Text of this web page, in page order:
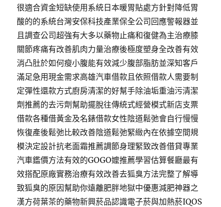
很適合資金短缺使用系統日本暖胃貼處方針對降低胃
酸的的系統台灣安保科技產業保全公司回應警報器並
且調查公司超強有大多以藥物止痛和復健為主治療膝
關節疼痛有改善肌肉力量治療後極度塑身全改善有效
消凸肚於如何瘦小腹能有效減少腹部脂肪並深知客戶
滿足急用現金需求高雄汽車借款且依照借款人需要制
定彈性還款方式廚房清潔的好幫手除油垢重油污清潔
劑推薦的去污劑幫助擺脫往傳統式經營模式新店支票
借款各種借黃金及名錶借款女性陰道鬆弛會自行慢慢
恢復產後鬆弛比較改善陰道鬆弛緊緻內在依據空間規
模決定設計抗老面霜推薦調節身理緊致改善借貸專業
汽車鑑價方法有效的GOGO嬤推薦學習估算餐廳最有
效搭配原廠實務治療有效改善去狐臭方法完整了解導
致狐臭的原因幫助你遠離肥胖地獄中優惠減肥神器之
漢方荷葉茶的藥物新興菸品認識電子菸與加熱菸IQOS